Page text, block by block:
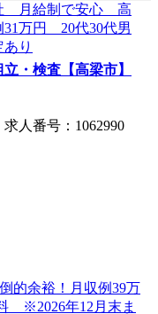
・検査【高梁市】
人番号：1062990